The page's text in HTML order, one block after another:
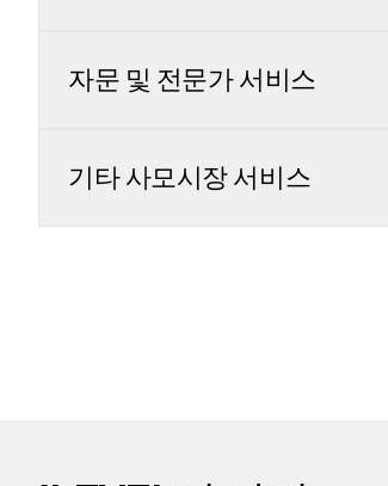
자문 및 전문가 서비스
기타 사모시장 서비스